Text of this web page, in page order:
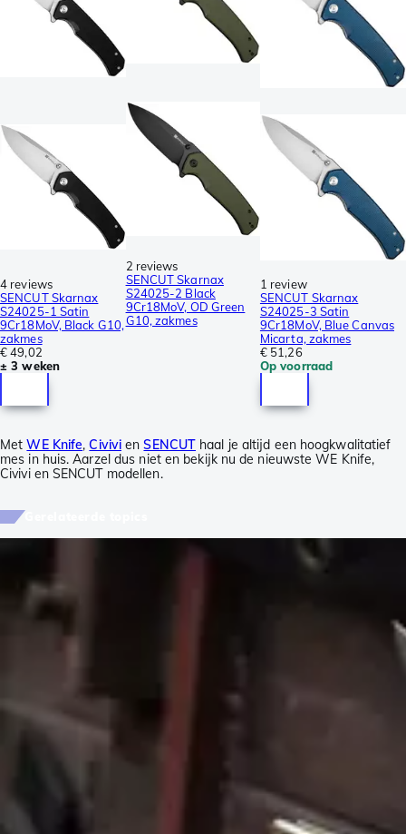
4 reviews
SENCUT Skarnax
S24025-1 Satin
9Cr18MoV, Black G10,
zakmes
€ 49,02
± 3 weken
2 reviews
SENCUT Skarnax
S24025-2 Black
9Cr18MoV, OD Green
G10, zakmes
1 review
SENCUT Skarnax
S24025-3 Satin
9Cr18MoV, Blue Canvas
Micarta, zakmes
€ 51,26
Op voorraad
MetWE Knife,Civivi enSENCUT haal je altijd een hoogkwalitatief
mes in huis. Aarzel dus niet en bekijk nu de nieuwste WE Knife,
Civivi en SENCUT modellen.